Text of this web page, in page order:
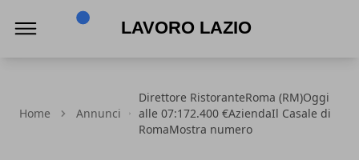
Home Annunci
Direttore RistoranteRoma (RM)Oggi
alle 07:172.400 €AziendaIl Casale di
RomaMostra numero